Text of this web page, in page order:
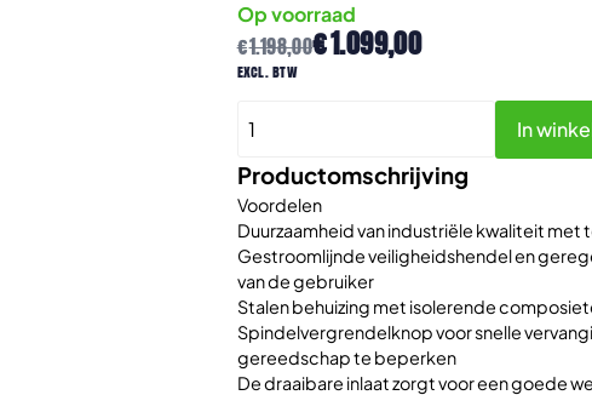
€1.198,00
Oorspronkelijke
prijs
€1.198,00.
€1.099,00
Huidige
prijs
€1.099,00.
excl. btw
Op voorraad
Productomschrijving
Voordelen
Duurzaamheid van industriële kwaliteit
Gestroomlijnde veiligheidshendel en
van de gebruiker
Stalen behuizing met isolerende
Spindelvergrendelknop voor snelle
gereedschap te beperken
De draaibare inlaat zorgt voor een goede
120AA5
Industriële
Haakse
slijper
125MM
aantal
In